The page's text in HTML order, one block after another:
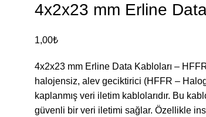
4x2x23 mm Erline
1,00₺
4x2x23 mm Erline Data Kabloları –
halojensiz, alev geciktirici (HFFR –
kaplanmış veri iletim kablolarıdır. Bu
güvenli bir veri iletimi sağlar. Özellikle